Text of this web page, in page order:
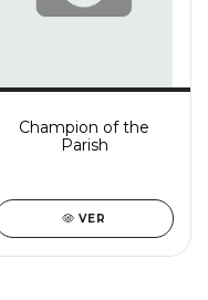
Champion of the
Parish
VER